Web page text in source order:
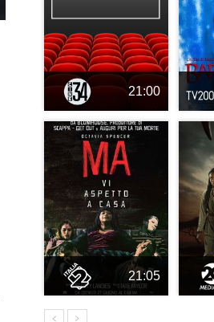
21:00
21:05